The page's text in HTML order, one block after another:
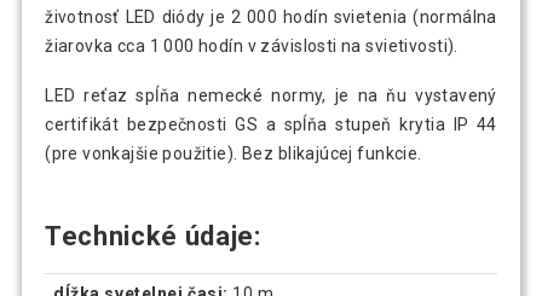
životnosť LED diódy je 2 000 hodín svietenia (normálna
žiarovka cca 1 000 hodín v závislosti na svietivosti).
LED reťaz spĺňa nemecké normy, je na ňu vystavený
certifikát bezpečnosti GS a spĺňa stupeň krytia IP 44
(pre vonkajšie použitie). Bez blikajúcej funkcie.
Technické údaje: